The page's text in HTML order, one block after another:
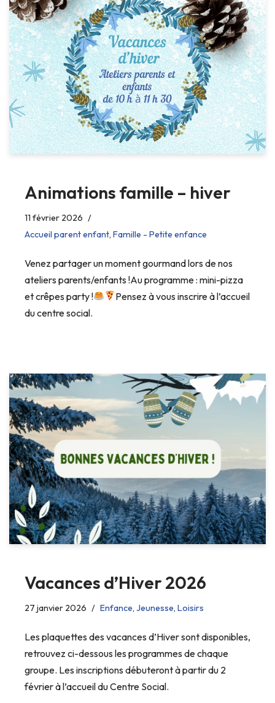
Animations famille – hiver
11 février 2026
Accueil parent enfant, Famille - Petite enfance
Venez partager un moment gourmand lors de nos
ateliers parents/enfants !Au programme : mini-pizza
et crêpes party !
Pensez à vous inscrire à l’accueil
du centre social.
Vacances d’Hiver 2026
27 janvier 2026 Enfance, Jeunesse, Loisirs
Les plaquettes des vacances d’Hiver sont disponibles,
retrouvez ci-dessous les programmes de chaque
groupe. Les inscriptions débuteront à partir du 2
février à l’accueil du Centre Social.